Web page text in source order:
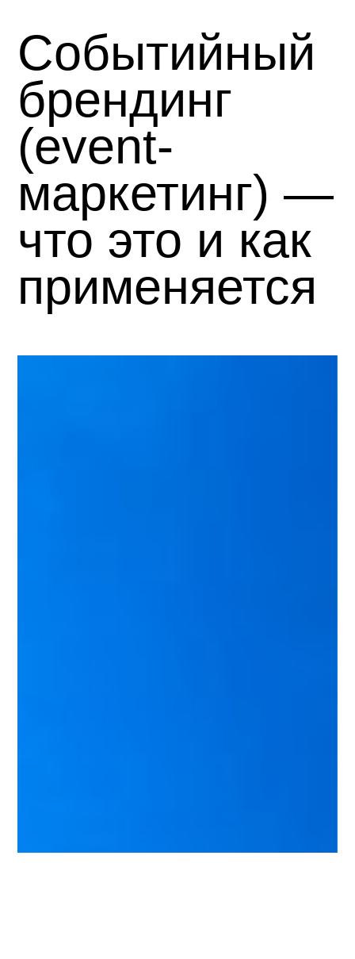
Событийный
брендинг
(event-
маркетинг) —
что это и как
применяется